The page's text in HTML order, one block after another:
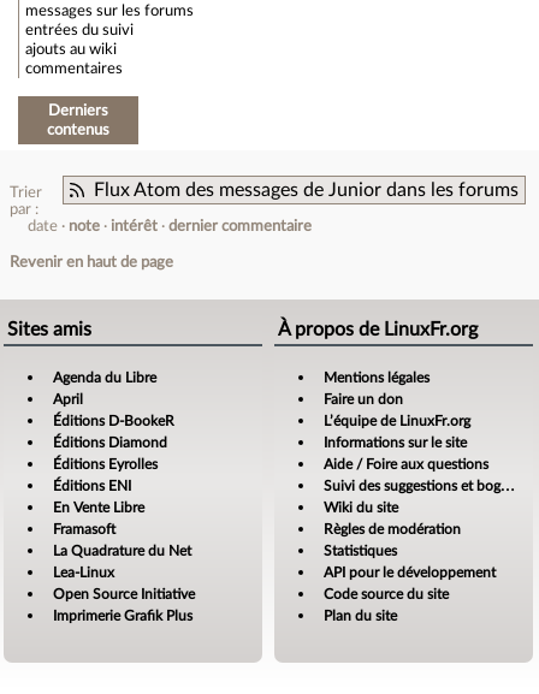
messages sur les forums
entrées du suivi
ajouts au wiki
commentaires
Derniers
contenus
Flux Atom des messages de Junior dans les forums
Trier
par :
date
note intérêt dernier commentaire
Revenir en haut de page
Sites amis
Agenda du Libre
April
Éditions D-BookeR
Éditions Diamond
Éditions Eyrolles
Éditions ENI
En Vente Libre
Framasoft
La Quadrature du Net
Lea-Linux
Open Source Initiative
Imprimerie Grafik Plus
À propos de LinuxFr.org
Mentions légales
Faire un don
L’équipe de LinuxFr.org
Informations sur le site
Aide / Foire aux questions
Suivi des suggestions et bogues
Wiki du site
Règles de modération
Statistiques
API pour le développement
Code source du site
Plan du site